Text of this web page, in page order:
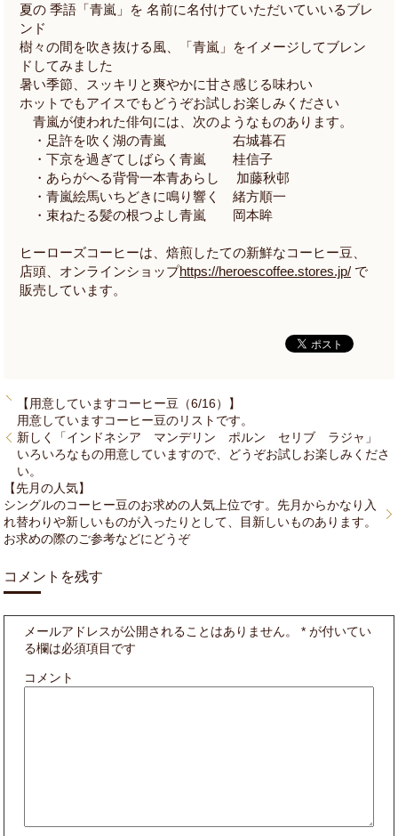
夏の 季語「青嵐」を 名前に名付けていただいていいるブレ
ンド
樹々の間を吹き抜ける風、「青嵐」をイメージしてブレン
ドしてみました
暑い季節、スッキリと爽やかに甘さ感じる味わい
ホットでもアイスでもどうぞお試しお楽しみください
青嵐が使われた俳句には、次のようなものあります。
・足許を吹く湖の青嵐 右城暮石
・下京を過ぎてしばらく青嵐 桂信子
・あらがへる背骨一本青あらし 加藤秋邨
・青嵐絵馬いちどきに鳴り響く 緒方順一
・束ねたる髪の根つよし青嵐 岡本眸
ヒーローズコーヒーは、焙煎したての新鮮なコーヒー豆、
店頭、オンラインショップhttps://heroescoffee.stores.jp/ で
販売しています。
【用意していますコーヒー豆（6/16）】
用意していますコーヒー豆のリストです。
新しく「インドネシア マンデリン ポルン セリブ ラジャ」
いろいろなもの用意していますので、どうぞお試しお楽しみくださ
い。
【先月の人気】
シングルのコーヒー豆のお求めの人気上位です。先月からかなり入
れ替わりや新しいものが入ったりとして、目新しいものあります。
お求めの際のご参考などにどうぞ
コメントを残す
メールアドレスが公開されることはありません。 * が付いてい
る欄は必須項目です
コメント